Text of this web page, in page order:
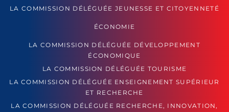
LA COMMISSION DÉLÉGUÉE JEUNESSE ET CITOYENNETÉ
ÉCONOMIE
LA COMMISSION DÉLÉGUÉE DÉVELOPPEMENT
ÉCONOMIQUE
LA COMMISSION DÉLÉGUÉE TOURISME
LA COMMISSION DÉLÉGUÉE ENSEIGNEMENT SUPÉRIEUR
ET RECHERCHE
LA COMMISSION DÉLÉGUÉE RECHERCHE, INNOVATION,